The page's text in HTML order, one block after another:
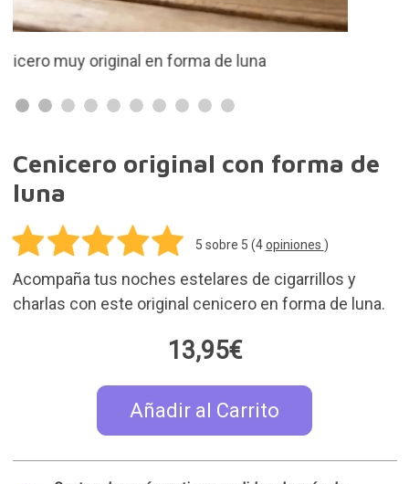
Añadir al Carrito
En stock. Compra hoy y recíbelo el martes 11 de
agosto
30 días para devoluciones
Tienda de Madrid Malasaña. Consulta la
disponibilidad de este producto
Ideas de regalo relacionadas